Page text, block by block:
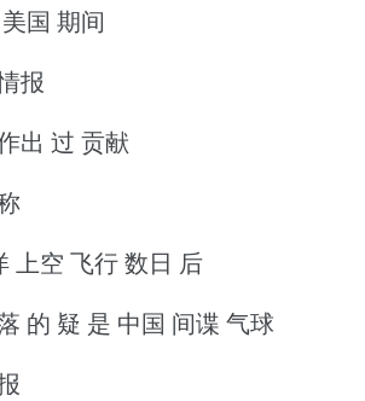
国 期间
报
出 过 贡献
上空 飞行 数日 后
的 疑 是 中国 间谍 气球